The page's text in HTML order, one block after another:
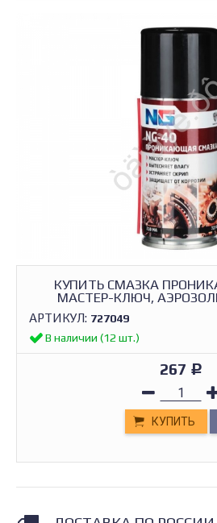
КУПИТЬ СМАЗКА
МАСТЕР-КЛЮЧ,
АРТИКУЛ: 727049
В наличии (12 шт.)
267 Р
КУПИТЬ